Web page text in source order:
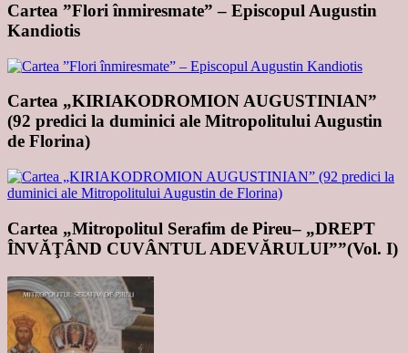
Cartea ”Flori înmiresmate” – Episcopul Augustin
Kandiotis
Cartea „KIRIAKODROMION AUGUSTINIAN”
(92 predici la duminici ale Mitropolitului Augustin
de Florina)
Cartea „Mitropolitul Serafim de Pireu– „DREPT
ÎNVĂŢÂND CUVÂNTUL ADEVĂRULUI””(Vol. I)